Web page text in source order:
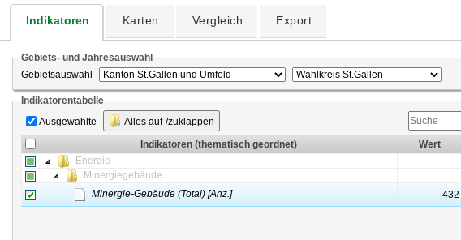
Indikatoren Karten Vergleich Export
Gebiets- und Jahresauswahl
Gebietsauswahl
Indikatorentabelle
Ausgewählte
Alles auf-/zuklappen
Indikatoren (thematisch geordnet) Wert
Energie
Minergiegebäude
Minergie-Gebäude (Total) [Anz.]
432